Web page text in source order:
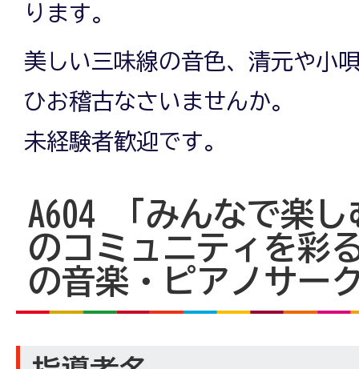
ります。
美しい三味線の音色、清元や小
ひお稽古なさいませんか。
未経験者歓迎です。
A604 「みんなで楽し
のコミュニティを彩
の音楽・ピアノサー